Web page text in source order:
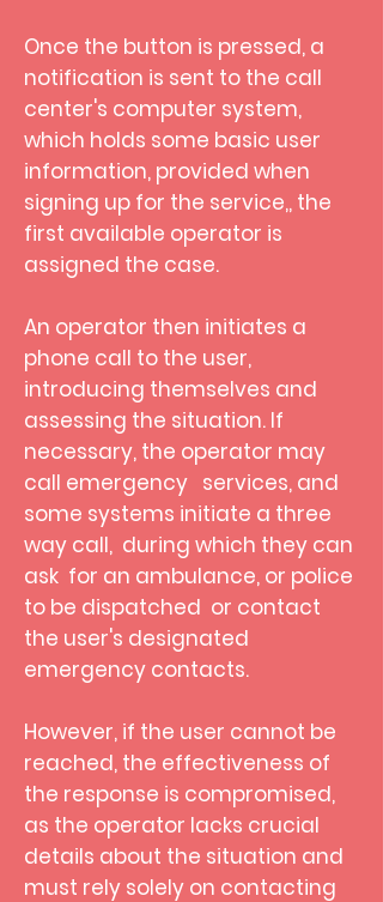
Once the button is pressed, a
notification is sent to the call
center's computer system,
which holds some basic user
information, provided when
signing up for the service,, the
first available operator is
assigned the case.
An operator then initiates a
phone call to the user,
introducing themselves and
assessing the situation. If
necessary, the operator may
call emergency services, and
some systems initiate a three
way call, during which they can
ask for an ambulance, or police
to be dispatched or contact
the user's designated
emergency contacts.
However, if the user cannot be
reached, the effectiveness of
the response is compromised,
as the operator lacks crucial
details about the situation and
must rely solely on contacting